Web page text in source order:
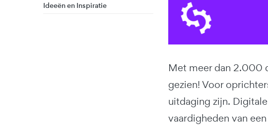
Ideeën en Inspiratie
Met meer dan 2.000
gezien! Voor
uitdaging zijn.
vaardigheden van